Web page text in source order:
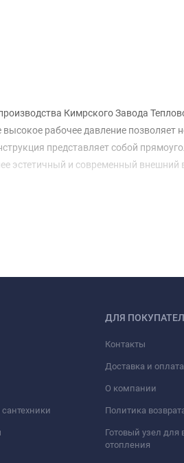
Кимрского Завода
рабочее давление позволяет
представляет собой
и современный внешний
ДЛЯ
Контакты
Доставка и оплата
О компании
Политика
Готовый узел для
отопления